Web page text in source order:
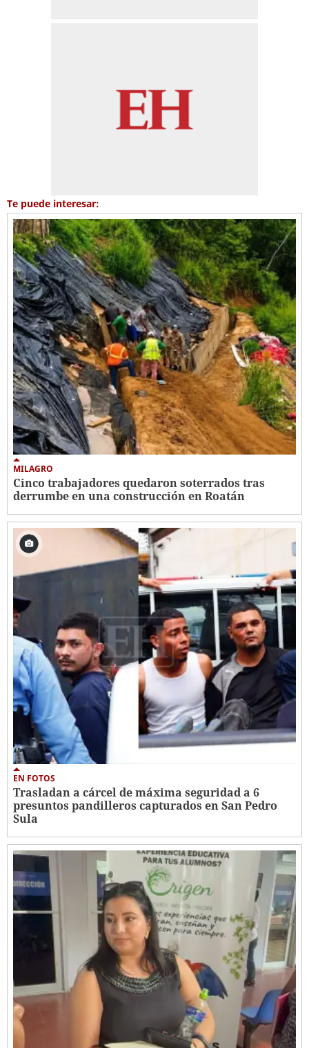
Te puede interesar:
MILAGRO
Cinco trabajadores quedaron soterrados tras
derrumbe en una construcción en Roatán
EN FOTOS
Trasladan a cárcel de máxima seguridad a 6
presuntos pandilleros capturados en San Pedro
Sula